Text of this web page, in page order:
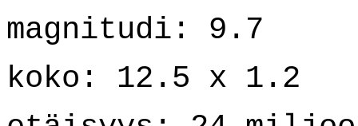
magnitudi: 9.7
koko: 12.5 x 1.2